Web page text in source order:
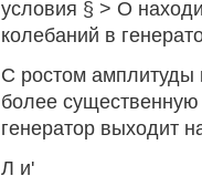
условия § > О
колебаний в
С ростом амплитуды
более существенную
генератор выходит
Л и'